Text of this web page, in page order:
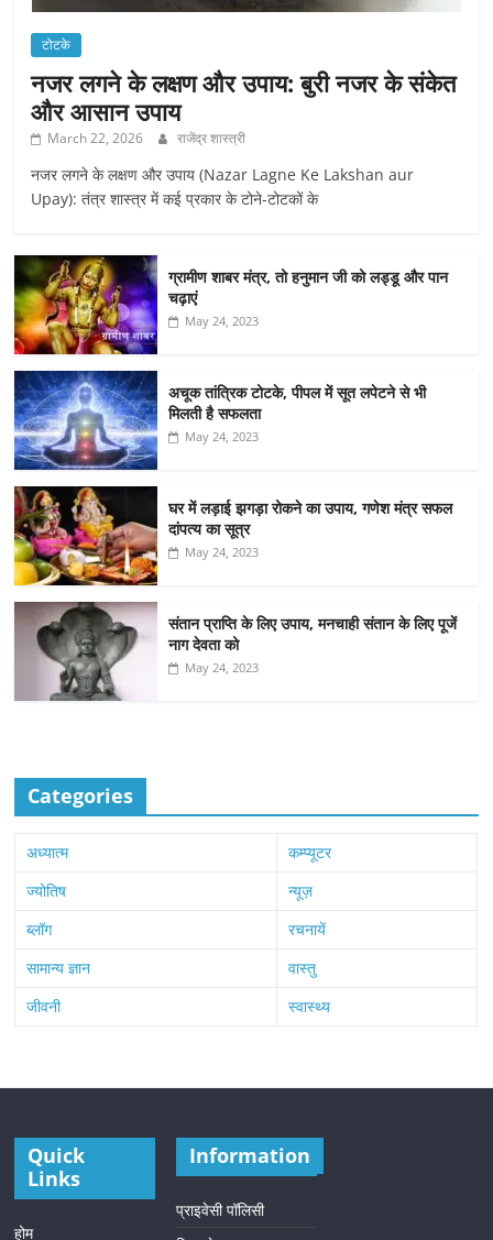
टोटके
नजर लगने के लक्षण और उपाय: बुरी नजर के संकेत
और आसान उपाय
March 22, 2026 राजेंद्र शास्त्री
नजर लगने के लक्षण और उपाय (Nazar Lagne Ke Lakshan aur
Upay): तंत्र शास्त्र में कई प्रकार के टोने-टोटकों के
ग्रामीण शाबर मंत्र, तो हनुमान जी को लड्डू और पान
चढ़ाएं
May 24, 2023
अचूक तांत्रिक टोटके, पीपल में सूत लपेटने से भी
मिलती है सफलता
May 24, 2023
घर में लड़ाई झगड़ा रोकने का उपाय, गणेश मंत्र सफल
दांपत्य का सूत्र
May 24, 2023
संतान प्राप्ति के लिए उपाय, मनचाही संतान के लिए पूजें
नाग देवता को
May 24, 2023
Categories
अध्यात्म
कम्प्यूटर
ज्योतिष
न्यूज़
ब्लॉग
रचनायें
सामान्य ज्ञान
वास्तु
जीवनी
स्वास्थ्य
Quick
Links
होम
Information
प्राइवेसी पॉलिसी